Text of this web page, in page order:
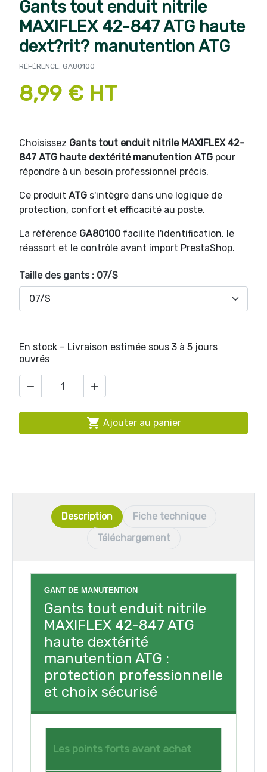
Gants tout enduit nitrile
MAXIFLEX 42-847 ATG haute
dext?rit? manutention ATG
RÉFÉRENCE: GA80100
8,99 € HT
Choisissez Gants tout enduit nitrile MAXIFLEX 42-
847 ATG haute dextérité manutention ATG pour
répondre à un besoin professionnel précis.
Ce produit ATG s'intègre dans une logique de
protection, confort et efficacité au poste.
La référence GA80100 facilite l'identification, le
réassort et le contrôle avant import PrestaShop.
Taille des gants : 07/S
En stock – Livraison estimée sous 3 à 5 jours
ouvrés
 
 Ajouter au panier
Description
Fiche technique
Téléchargement
GANT DE MANUTENTION
Gants tout enduit nitrile
MAXIFLEX 42-847 ATG
haute dextérité
manutention ATG :
protection professionnelle
et choix sécurisé
Les points forts avant achat